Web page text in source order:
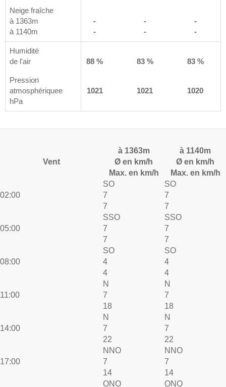
Neige fraîche
à 1363m
à 1140m
-
-
-
-
-
-
Humidité
de l'air
88 % 83 % 83 %
Pression
atmosphériquee
hPa
1021 1021 1021 1020
Vent
à 1363m
Ø en km/h
Max. en km/h
à 1140m
Ø en km/h
Max. en km/h
02:00
SO
7
7
SO
7
7
05:00
SSO
7
7
SSO
7
7
08:00
SO
4
4
SO
4
4
11:00
N
7
18
N
7
18
14:00
N
7
22
N
7
22
17:00
NNO
7
14
NNO
7
14
ONO
ONO